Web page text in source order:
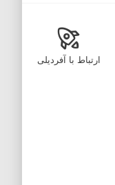
ارتباط با آفردیلی